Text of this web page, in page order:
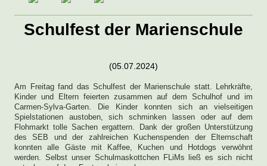
Schulfest der Marienschule
(05.07.2024)
Am Freitag fand das Schulfest der Marienschule statt. Lehrkräfte,
Kinder und Eltern feierten zusammen auf dem Schulhof und im
Carmen-Sylva-Garten. Die Kinder konnten sich an vielseitigen
Spielstationen austoben, sich schminken lassen oder auf dem
Flohmarkt tolle Sachen ergattern. Dank der großen Unterstützung
des SEB und der zahlreichen Kuchenspenden der Elternschaft
konnten alle Gäste mit Kaffee, Kuchen und Hotdogs verwöhnt
werden. Selbst unser Schulmaskottchen FLiMs ließ es sich nicht